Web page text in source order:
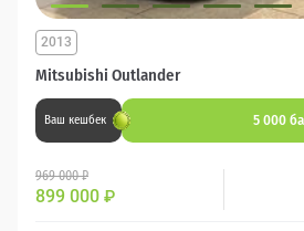
Mitsubishi Outlander
2013
Ваш кешбек 5 000
969 000 ₽
899 000 ₽